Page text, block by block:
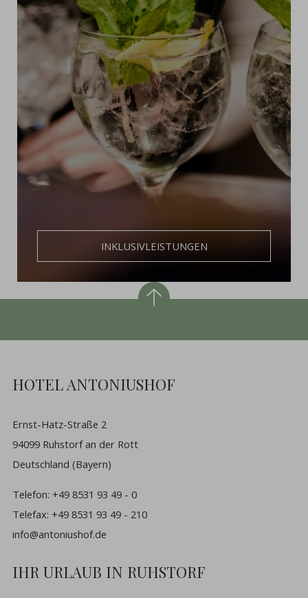
INKLUSIVLEISTUNGEN
HOTEL ANTONIUSHOF
Ernst-Hatz-Straße 2
94099 Ruhstorf an der Rott
Deutschland (Bayern)
Telefon:+49 8531 93 49 - 0
Telefax: +49 8531 93 49 - 210
info@antoniushof.de
IHR URLAUB IN RUHSTORF